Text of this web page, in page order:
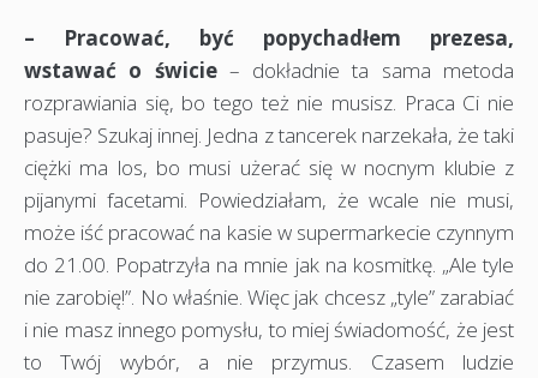
– Pracować, być popychadłem prezesa,
wstawać o świcie– dokładnie ta sama metoda
rozprawiania się, bo tego też nie musisz. Praca Ci nie
pasuje? Szukaj innej. Jedna z tancerek narzekała, że taki
ciężki ma los, bo musi użerać się w nocnym klubie z
pijanymi facetami. Powiedziałam, że wcale nie musi,
może iść pracować na kasie w supermarkecie czynnym
do 21.00. Popatrzyła na mnie jak na kosmitkę. „Ale tyle
nie zarobię!”. No właśnie. Więc jak chcesz „tyle” zarabiać
i nie masz innego pomysłu, to miej świadomość, że jest
to Twój wybór, a nie przymus. Czasem ludzie